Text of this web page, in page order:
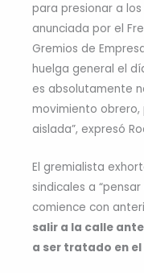
para presionar a
anunciada por el
Gremios de
huelga general el
es absolutamente
movimiento obrero,
aislada”, expresó
El gremialista
sindicales a
comience con
salir a la calle
a ser tratado en el